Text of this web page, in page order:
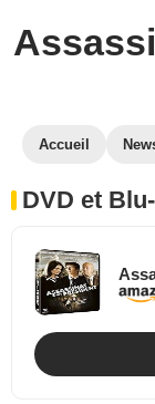
Accueil
DVD et